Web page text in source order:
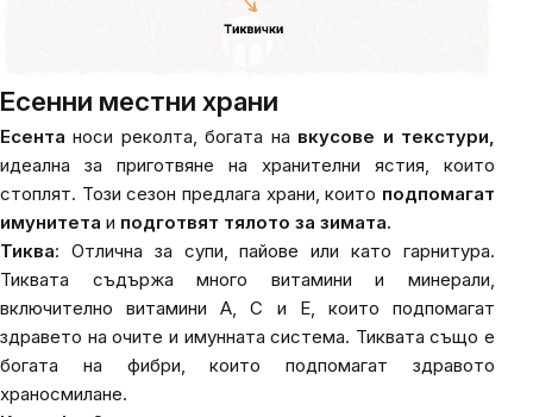
Есенни местни храни
Есента носи реколта, богата на вкусове и текстури,
идеална за приготвяне на хранителни ястия, които
стоплят. Този сезон предлага храни, които подпомагат
имунитета и подготвят тялото за зимата.
Тиква: Отлична за супи, пайове или като гарнитура.
Тиквата съдържа много витамини и минерали,
включително витамини A, C и E, които подпомагат
здравето на очите и имунната система. Тиквата също е
богата на фибри, които подпомагат здравото
храносмилане.